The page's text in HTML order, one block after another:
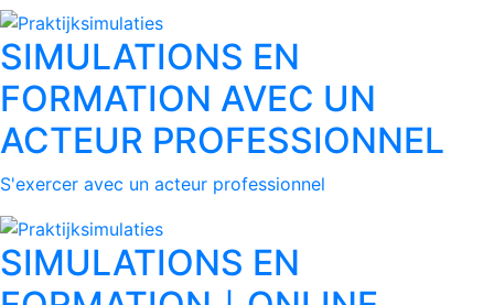
SIMULATIONS EN
FORMATION AVEC UN
ACTEUR PROFESSIONNEL
S'exercer avec un acteur professionnel
SIMULATIONS EN